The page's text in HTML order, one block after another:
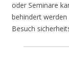
oder Seminare
behindert
Besuch